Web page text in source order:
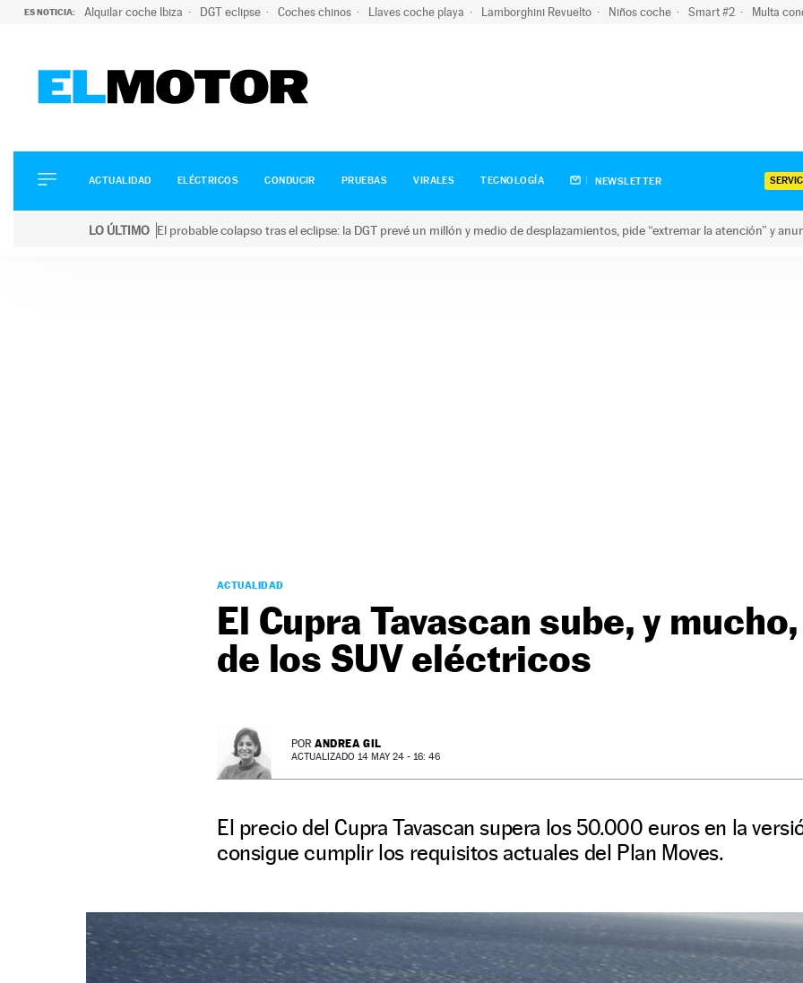
ES NOTICIA: Alquilar coche Ibiza DGT eclipse Coches chinos Llaves coche playa Lamborghini Revuelto Niños coche Smart #2 Multa
ELÉCTRICOS
CONDUCIR
ACTUALIDAD ELÉCTRICOS CONDUCIR PRUEBAS VIRALES TECNOLOGÍA NEWSLETTER
LO ÚLTIMO El probable colapso tras el eclipse: la DGT prevé un millón y medio de desplazamientos, pide “extremar la atención” y
ACTUALIDAD
El Cupra Tavascan sube, y
de los SUV eléctricos
POR ANDREA GIL
ACTUALIZADO 14 MAY 24 - 16: 46
El precio del Cupra Tavascan supera los 50.000 euros en la
consigue cumplir los requisitos actuales del Plan Moves.